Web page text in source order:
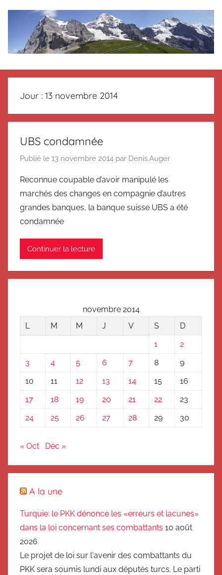
Le
blog
de
Suisse
Magazine
Suisse
souvenir
Suisse
Magazine
Messager
Suisse
Jour : 13 novembre 2014
UBS condamnée
Publié le 13 novembre 2014 par Denis.Auger
Reconnue coupable d’avoir manipulé les
marchés des changes en compagnie d’autres
grandes banques, la banque suisse UBS a été
condamnée
Continuer la lecture
novembre 2014
L
M M J V S
D
1
2
3
4 5 6 7 8
9
10
11 12 13 14 15
16
17
18 19 20 21 22
23
24
25 26 27 28 29 30
« Oct Déc »
A la une
Turquie: le PKK dénonce les «erreurs et lacunes»
dans la loi concernant ses combattants 10 août
2026
Le projet de loi sur l'avenir des combattants du
PKK sera soumis lundi aux députés turcs. Le parti